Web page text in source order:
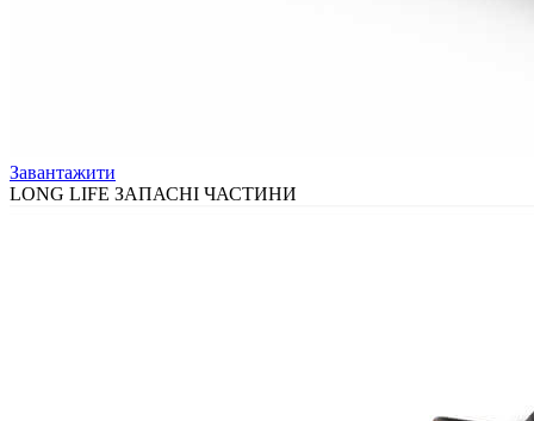
Завантажити
LONG LIFE ЗАПАСНІ ЧАСТИНИ